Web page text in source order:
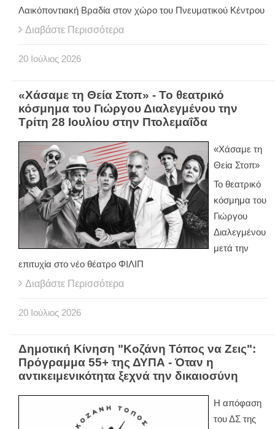
Λαικόποντιακή Βραδία στον χώρο του Πνευματικού Κέντρου
Διαβάστε Περισσότερα
20 Ιούλιος 2026
«Χάσαμε τη Θεία Στοπ» - Το θεατρικό
κόσμημα του Γιώργου Διαλεγμένου την
Τρίτη 28 Ιουλίου στην Πτολεμαΐδα
«Χάσαμε τη
Θεία Στοπ»
Το θεατρικό
κόσμημα του
Γιώργου
Διαλεγμένου
μετά την
επιτυχία στο νέο θέατρο ΦΙΛΙΠ
Διαβάστε Περισσότερα
20 Ιούλιος 2026
Δημοτική Κίνηση "Κοζάνη Τόπος να Ζεις":
Πρόγραμμα 55+ της ΔΥΠΑ - Όταν η
αντικειμενικότητα ξεχνά την δικαιοσύνη
Η απόφαση
του ΔΣ της